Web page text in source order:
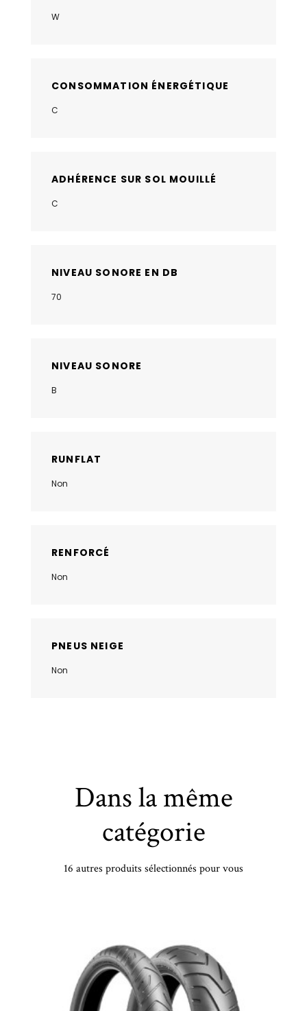
W
CONSOMMATION ÉNERGÉTIQUE
C
ADHÉRENCE SUR SOL MOUILLÉ
C
NIVEAU SONORE EN DB
70
NIVEAU SONORE
B
RUNFLAT
Non
RENFORCÉ
Non
PNEUS NEIGE
Non
Dans la même
catégorie
16 autres produits sélectionnés pour vous